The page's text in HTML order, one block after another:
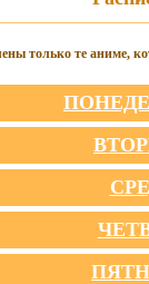
только те аниме,